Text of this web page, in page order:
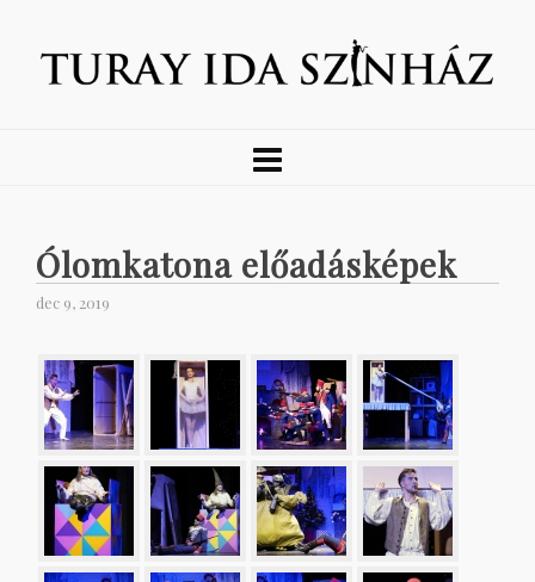
Ólomkatona előadásképek
dec 9, 2019